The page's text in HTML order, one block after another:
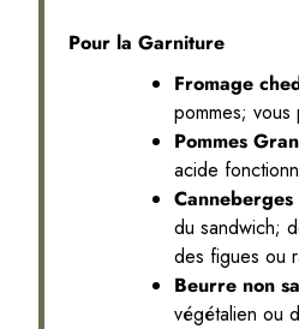
Pour la Garniture
Fromage
pommes;
Pommes
acide
Canneberges
du sandwich;
des figues ou
Beurre non
végétalien ou